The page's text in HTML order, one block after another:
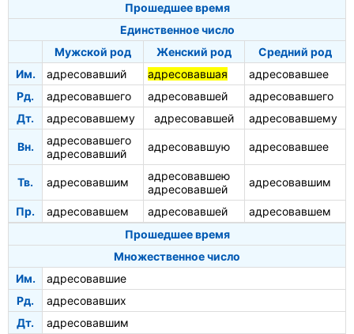
Прошедшее время
Единственное число
Мужской род
Женский род
Средний род
Им.
адресовавший адресовавшая
адресовавшее
Рд.
адресовавшего адресовавшей
адресовавшего
Дт.
адресовавшему адресовавшей адресовавшему
Вн.
адресовавшего
адресовавший
адресовавшую адресовавшее
Тв. адресовавшим
адресовавшею
адресовавшей
адресовавшим
Пр. адресовавшем адресовавшей
адресовавшем
Прошедшее время
Множественное число
Им.
адресовавшие
Рд.
адресовавших
Дт.
адресовавшим